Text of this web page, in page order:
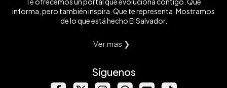
informa, pero también inspira. Que te representa. Mostramos
de lo que está hecho El Salvador.
Ver mas ❯
Síguenos